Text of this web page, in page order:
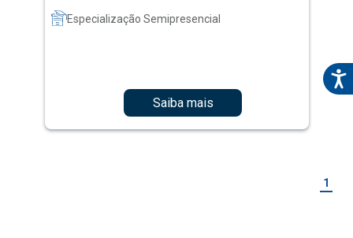
Especialização Semipresencial
Saiba mais
1